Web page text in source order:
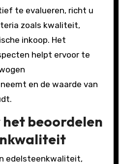
te evalueren, richt u
zoals kwaliteit,
inkoop. Het
helpt ervoor te
en de waarde van
beoordelen
edelsteenkwaliteit,